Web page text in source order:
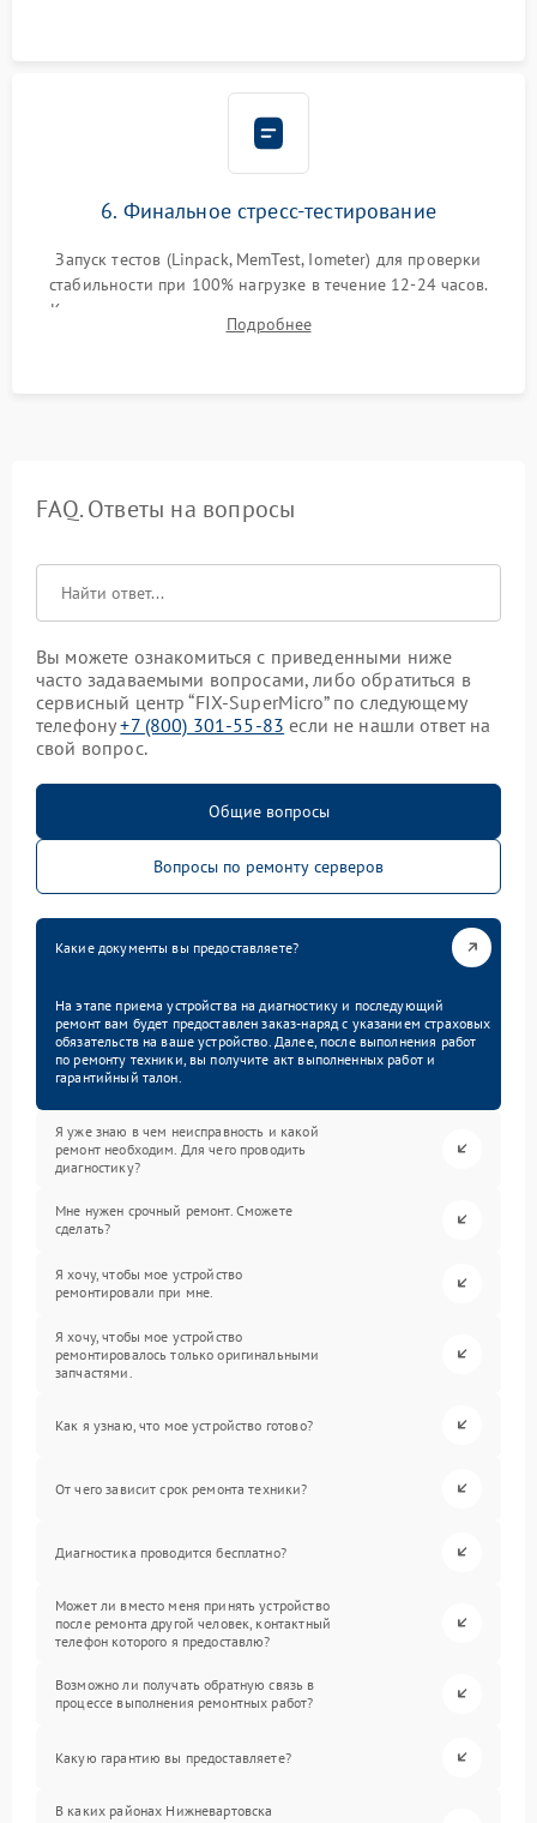
6. Финальное стресс-тестирование
Запуск тестов (Linpack, MemTest, Iometer) для проверки
стабильности при 100% нагрузке в течение 12-24 часов.
Контроль температурных режимов, проверка отсутствия
троттлинга и подготовка сервера к выдаче.
Подробнее
FAQ. Ответы на вопросы
Вы можете ознакомиться с приведенными ниже
часто задаваемыми вопросами, либо обратиться в
сервисный центр “FIX-SuperMicro” по следующему
телефону+7 (800) 301-55-83 если не нашли ответ на
свой вопрос.
Общие вопросы
Вопросы по ремонту серверов
Какие документы вы предоставляете?
На этапе приема устройства на диагностику и последующий
ремонт вам будет предоставлен заказ-наряд с указанием страховых
обязательств на ваше устройство. Далее, после выполнения работ
по ремонту техники, вы получите акт выполненных работ и
гарантийный талон.
Я уже знаю в чем неисправность и какой
ремонт необходим. Для чего проводить
диагностику?
Мне нужен срочный ремонт. Сможете
сделать?
Я хочу, чтобы мое устройство
ремонтировали при мне.
Я хочу, чтобы мое устройство
ремонтировалось только оригинальными
запчастями.
Как я узнаю, что мое устройство готово?
От чего зависит срок ремонта техники?
Диагностика проводится бесплатно?
Может ли вместо меня принять устройство
после ремонта другой человек, контактный
телефон которого я предоставлю?
Возможно ли получать обратную связь в
процессе выполнения ремонтных работ?
Какую гарантию вы предоставляете?
В каких районах Нижневартовска